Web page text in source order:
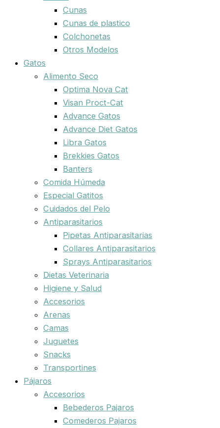
Cunas
Cunas de plastico
Colchonetas
Otros Modelos
Gatos
Alimento Seco
Optima Nova Cat
Visan Proct-Cat
Advance Gatos
Advance Diet Gatos
Libra Gatos
Brekkies Gatos
Banters
Comida Húmeda
Especial Gatitos
Cuidados del Pelo
Antiparasitarios
Pipetas Antiparasitarias
Collares Antiparasitarios
Sprays Antiparasitarios
Dietas Veterinaria
Higiene y Salud
Accesorios
Arenas
Camas
Juguetes
Snacks
Transportines
Pájaros
Accesorios
Bebederos Pajaros
Comederos Pajaros